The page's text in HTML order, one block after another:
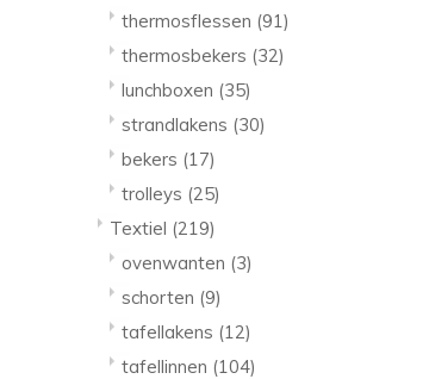
thermosflessen (91)
thermosbekers (32)
lunchboxen (35)
strandlakens (30)
bekers (17)
trolleys (25)
Textiel (219)
ovenwanten (3)
schorten (9)
tafellakens (12)
tafellinnen (104)